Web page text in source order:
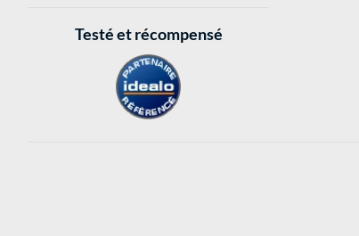
Testé et récompensé